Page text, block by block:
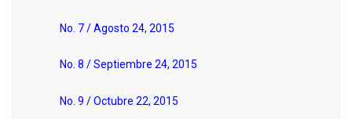
No. 7 / Agosto 24, 2015
No. 8 / Septiembre 24, 2015
No. 9 / Octubre 22, 2015